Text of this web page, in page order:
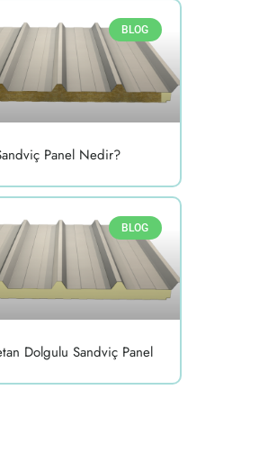
BLOG
Panel Nedir?
BLOG
Dolgulu Sandviç Panel